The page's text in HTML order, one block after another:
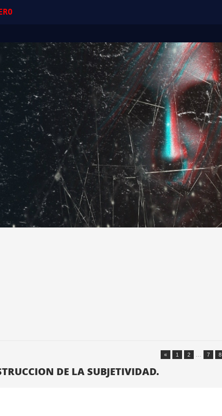
« 1 2 7 8
DE LA SUBJETIVIDAD.